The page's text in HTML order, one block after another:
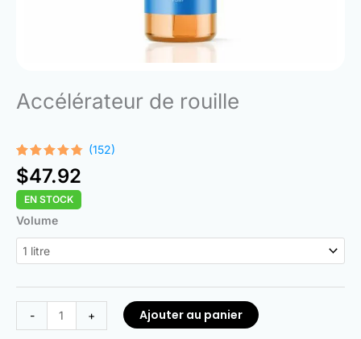
Accélérateur de rouille
Noté4.68
sur 5
basé
sur
152
notations
client
(152)
$47.92
EN STOCK
Volume
-
quantité
de
Rust
+ Ajouter au panier